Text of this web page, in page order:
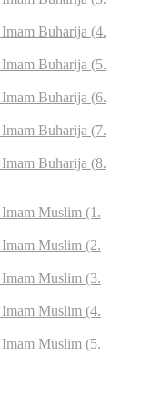
Buharija (4.
Buharija (5.
Buharija (6.
Buharija (7.
Buharija (8.
Muslim (1.
Muslim (2.
Muslim (3.
Muslim (4.
Muslim (5.